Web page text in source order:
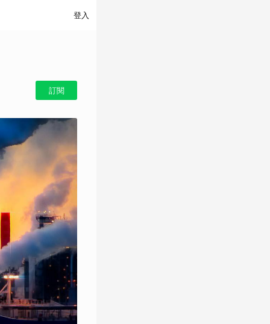
登入
訂閱